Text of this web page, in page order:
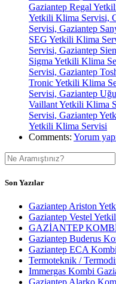
Gaziantep Regal
Yetkili Klima Servisi,
Servisi, Gaziantep
SEG Yetkili Klima
Servisi, Gaziantep
Sigma Yetkili Klima
Servisi, Gaziantep
Tronic Yetkili Klima
Servisi, Gaziantep
Vaillant Yetkili Klima
Servisi, Gaziantep
Yetkili Klima Servisi
Comments: Yorum
Son Yazılar
Gaziantep Ariston
Gaziantep Vestel
GAZİANTEP
Gaziantep Buderus
Gaziantep ECA
Termoteknik /
Immergas Kombi